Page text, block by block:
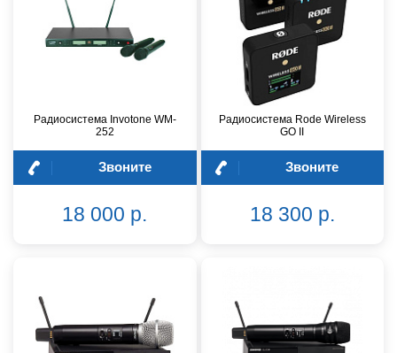
Радиосистема Invotone WM-
252
Звоните
18 000 р.
Радиосистема Rode Wireless
GO II
Звоните
18 300 р.